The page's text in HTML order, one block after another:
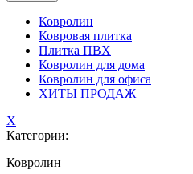
Ковролин
Ковровая плитка
Плитка ПВХ
Ковролин для дома
Ковролин для офиса
ХИТЫ ПРОДАЖ
X
Категории:
Ковролин